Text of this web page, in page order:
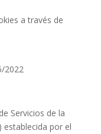
a través de
2022
Servicios de la
establecida por el